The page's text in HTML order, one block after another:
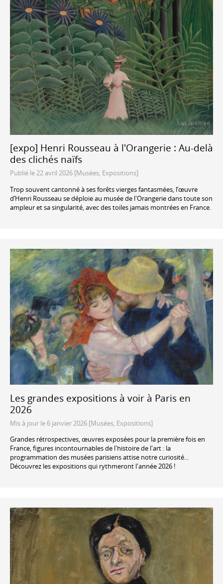
[expo] Henri Rousseau à l'Orangerie : Au-delà
des clichés naïfs
Publié le 22 avril 2026 [Musées, Expositions]
Trop souvent cantonné à ses forêts vierges fantasmées, l’œuvre
d’Henri Rousseau se déploie au musée de l'Orangerie dans toute son
ampleur et sa singularité, avec des toiles jamais montrées en France.
Les grandes expositions à voir à Paris en
2026
Mis à jour le 6 janvier 2026 [Musées, Expositions]
Grandes rétrospectives, œuvres exposées pour la première fois en
France, figures incontournables de l'histoire de l'art : la
programmation des musées parisiens attise notre curiosité...
Découvrez les expositions qui rythmeront l'année 2026 !